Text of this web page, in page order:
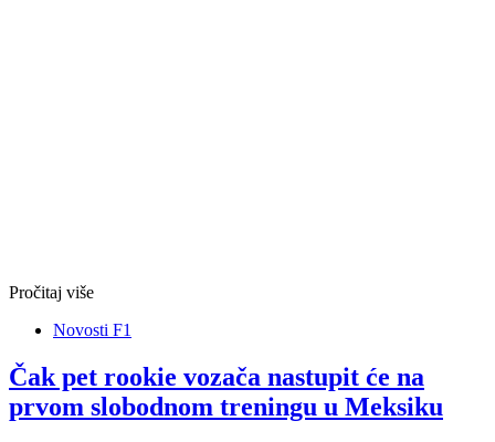
Pročitaj više
Novosti F1
Čak pet rookie vozača nastupit će na
prvom slobodnom treningu u Meksiku